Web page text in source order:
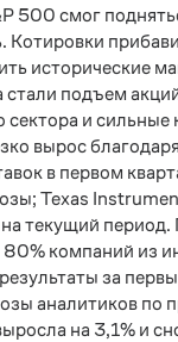
500 смог
Котировки
исторические
стали подъем
сектора и
вырос
в первом
Texas
текущий
компаний из
за
аналитиков по
на 3,1% и